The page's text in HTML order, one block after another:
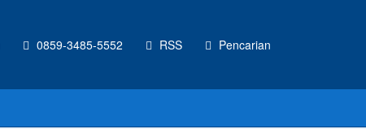
0859-3485-5552 RSS Pencarian